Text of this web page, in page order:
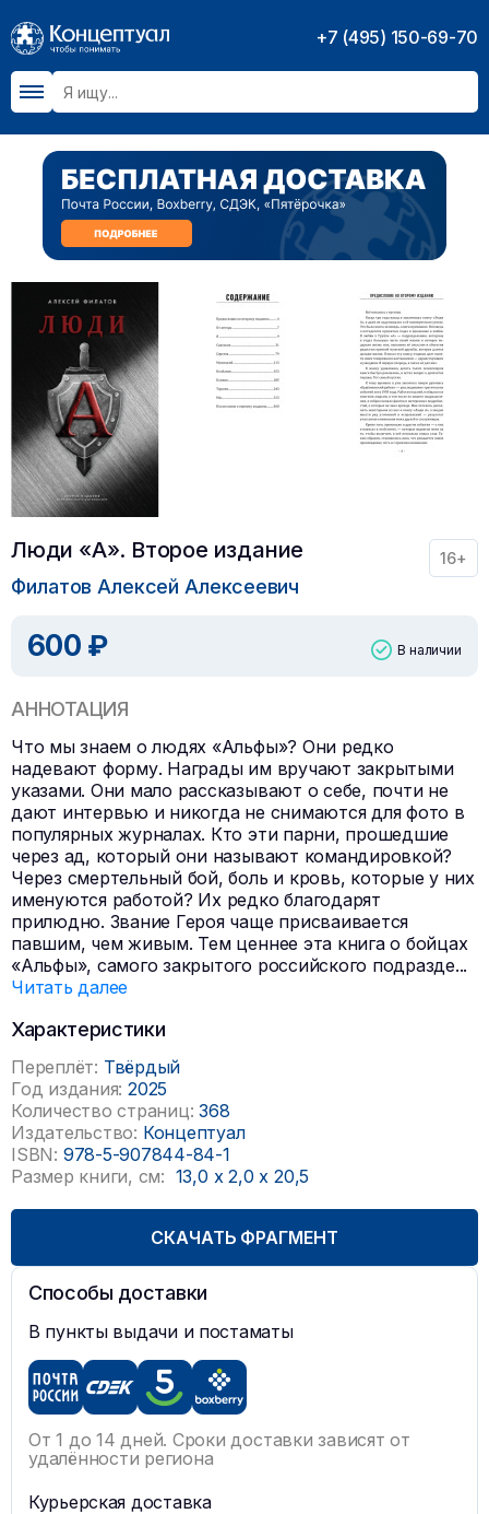
+7 (495) 150-69-70
Люди «А». Второе издание 16+
Филатов Алексей Алексеевич
600 ₽ В наличии
АННОТАЦИЯ
Что мы знаем о людях «Альфы»? Они редко
надевают форму. Награды им вручают закрытыми
указами. Они мало рассказывают о себе, почти не
дают интервью и никогда не снимаются для фото в
популярных журналах. Кто эти парни, прошедшие
через ад, который они называют командировкой?
Через смертельный бой, боль и кровь, которые у них
именуются работой? Их редко благодарят
прилюдно. Звание Героя чаще присваивается
павшим, чем живым. Тем ценнее эта книга о бойцах
«Альфы», самого закрытого российского подразде...
Читать далее
Характеристики
Переплёт: Твёрдый
Год издания: 2025
Количество страниц: 368
Издательство: Концептуал
ISBN: 978-5-907844-84-1
Размер книги, см: 13,0 x 2,0 x 20,5
СКАЧАТЬ ФРАГМЕНТ
Способы доставки
В пункты выдачи и постаматы
От 1 до 14 дней. Сроки доставки зависят от
удалённости региона
Курьерская доставка